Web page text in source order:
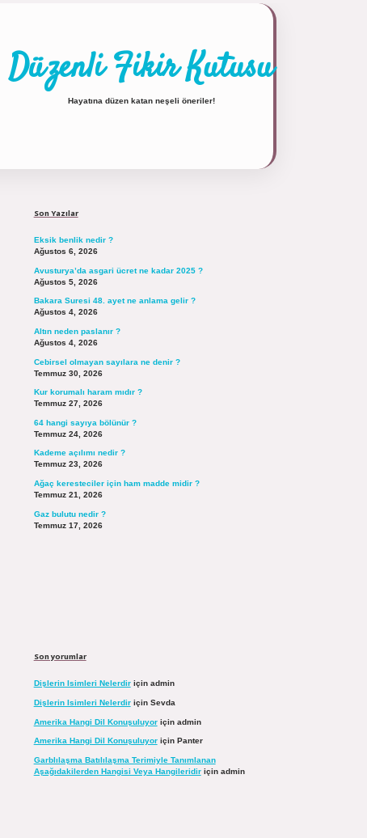
Düzenli Fikir Kutusu
Hayatına düzen katan neşeli öneriler!
Son Yazılar
Eksik benlik nedir ?
Ağustos 6, 2026
Avusturya’da asgari ücret ne kadar 2025 ?
Ağustos 5, 2026
Bakara Suresi 48. ayet ne anlama gelir ?
Ağustos 4, 2026
Altın neden paslanır ?
Ağustos 4, 2026
Cebirsel olmayan sayılara ne denir ?
Temmuz 30, 2026
Kur korumalı haram mıdır ?
Temmuz 27, 2026
64 hangi sayıya bölünür ?
Temmuz 24, 2026
Kademe açılımı nedir ?
Temmuz 23, 2026
Ağaç keresteciler için ham madde midir ?
Temmuz 21, 2026
Gaz bulutu nedir ?
Temmuz 17, 2026
Son yorumlar
Dişlerin Isimleri Nelerdiriçin admin
Dişlerin Isimleri Nelerdiriçin Sevda
Amerika Hangi Dil Konuşuluyoriçin admin
Amerika Hangi Dil Konuşuluyoriçin Panter
Garblılaşma Batılılaşma Terimiyle Tanımlanan
Aşağıdakilerden Hangisi Veya Hangileridiriçin admin